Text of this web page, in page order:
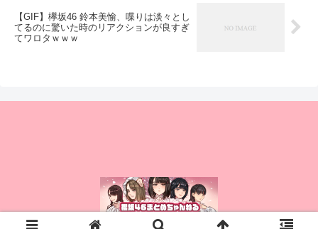
【GIF】欅坂46 鈴本美愉、喋りは淡々とし
てるのに驚いた時のリアクションが良すぎ
てワロタｗｗｗ
© 2015 櫻坂46まとめちゃんねる.